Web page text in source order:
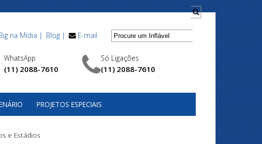
na Mídia | Blog | E-mail
Só Ligações
(11) 2088-7610
WhatsApp
(11) 2088-7610
PROJETOS ESPECIAIS
e Estádios